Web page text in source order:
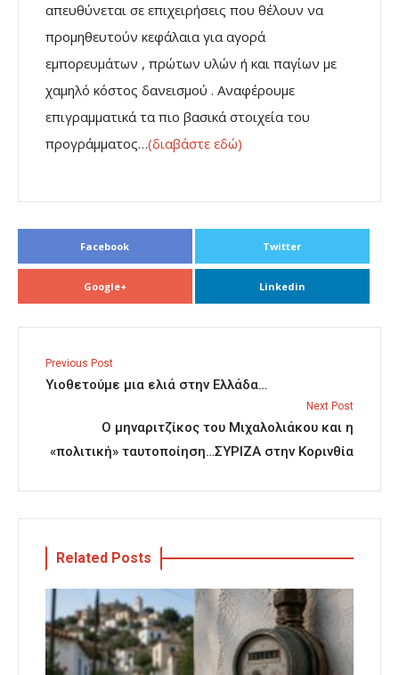
απευθύνεται σε επιχειρήσεις που θέλουν να
προμηθευτούν κεφάλαια για αγορά
εμπορευμάτων , πρώτων υλών ή και παγίων με
χαμηλό κόστος δανεισμού . Αναφέρουμε
επιγραμματικά τα πιο βασικά στοιχεία του
προγράμματος…(διαβάστε εδώ)
Facebook Twitter
Google+ Linkedin
Previous Post
Υιοθετούμε μια ελιά στην Ελλάδα…
Next Post
Ο μηναριτζίκος του Μιχαλολιάκου και η
«πολιτική» ταυτοποίηση…ΣΥΡΙΖΑ στην Κορινθία
Related Posts